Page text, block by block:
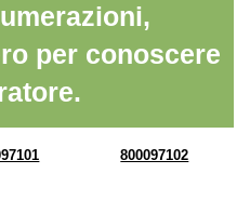
per conoscere
800097102